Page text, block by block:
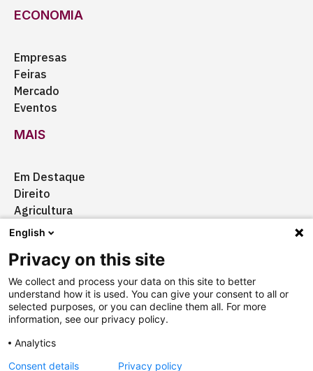
ECONOMIA
Empresas
Feiras
Mercado
Eventos
MAIS
Em Destaque
Direito
Agricultura
Certificação
Aquisições
English
Privacy on this site
We collect and process your data on this site to better
understand how it is used. You can give your consent to all or
selected purposes, or you can decline them all. For more
information, see our privacy policy.
Analytics
Consent details
Privacy policy